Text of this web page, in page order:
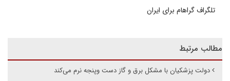
تلگراف گراهام برای ایران
مطالب مرتبط
دولت پزشکیان با مشکل برق و گاز دست وپنجه نرم می‌کند